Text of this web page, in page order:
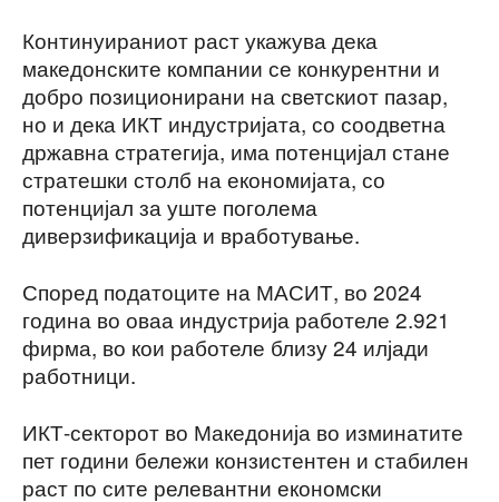
Континуираниот раст укажува дека
македонските компании се конкурентни и
добро позиционирани на светскиот пазар,
но и дека ИКТ индустријата, со соодветна
државна стратегија, има потенцијал стане
стратешки столб на економијата, со
потенцијал за уште поголема
диверзификација и вработување.
Според податоците на МАСИТ, во 2024
година во оваа индустрија работеле 2.921
фирма, во кои работеле близу 24 илјади
работници.
ИКТ-секторот во Македонија во изминатите
пет години бележи конзистентен и стабилен
раст по сите релевантни економски